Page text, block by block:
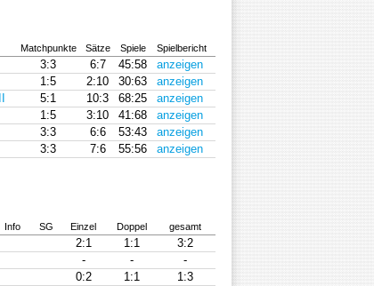
Matchpunkte Sätze Spiele Spielbericht
3:3 6:7 45:58
anzeigen
1:5 2:10 30:63
anzeigen
5:1 10:3 68:25
anzeigen
1:5 3:10 41:68
anzeigen
3:3 6:6 53:43
anzeigen
3:3 7:6 55:56 anzeigen
Info SG Einzel Doppel gesamt
2:1 1:1
3:2
- -
-
0:2 1:1
1:3